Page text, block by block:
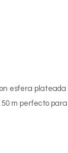
esfera
m perfecto para